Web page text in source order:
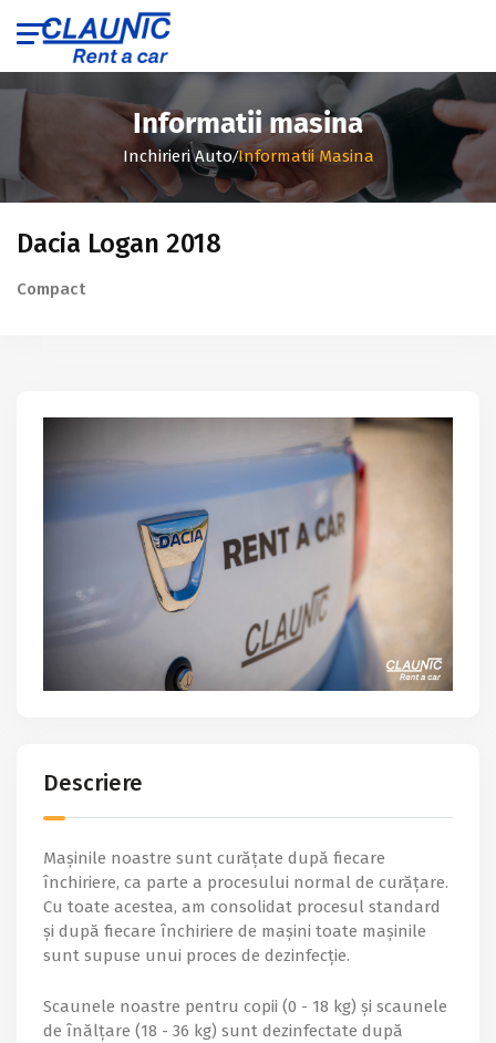
Informatii masina
Inchirieri Auto/Informatii Masina
Dacia Logan 2018
Compact
Descriere
Mașinile noastre sunt curățate după fiecare
închiriere, ca parte a procesului normal de curățare.
Cu toate acestea, am consolidat procesul standard
și după fiecare închiriere de mașini toate mașinile
sunt supuse unui proces de dezinfecție.
Scaunele noastre pentru copii (0 - 18 kg) și scaunele
de înălțare (18 - 36 kg) sunt dezinfectate după